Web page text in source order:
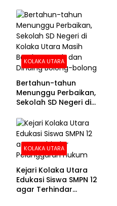
100 Persen
KOLAKA UTARA
Bertahun-tahun
Menunggu Perbaikan,
Sekolah SD Negeri di
Beralas Tanah dan
Dinding Bolong-bolong
KOLAKA UTARA
Kejari Kolaka Utara
Edukasi Siswa SMPN 12
agar Terhindar